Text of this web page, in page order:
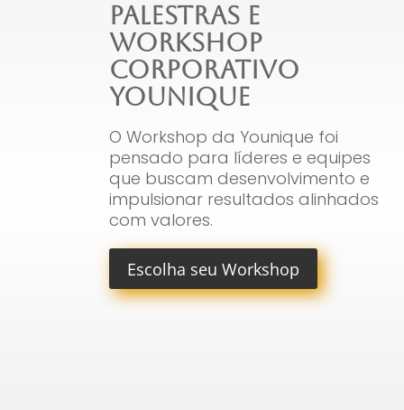
Palestras e
workshop
Corporativo
Younique
O Workshop da Younique foi
pensado para líderes e equipes
que buscam desenvolvimento e
impulsionar resultados alinhados
com valores.
Escolha seu Workshop